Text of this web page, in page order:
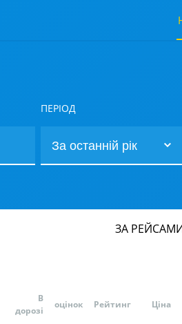
ПЕРІОД
ЗА
В
дорозі
оцінок Рейтинг Ціна